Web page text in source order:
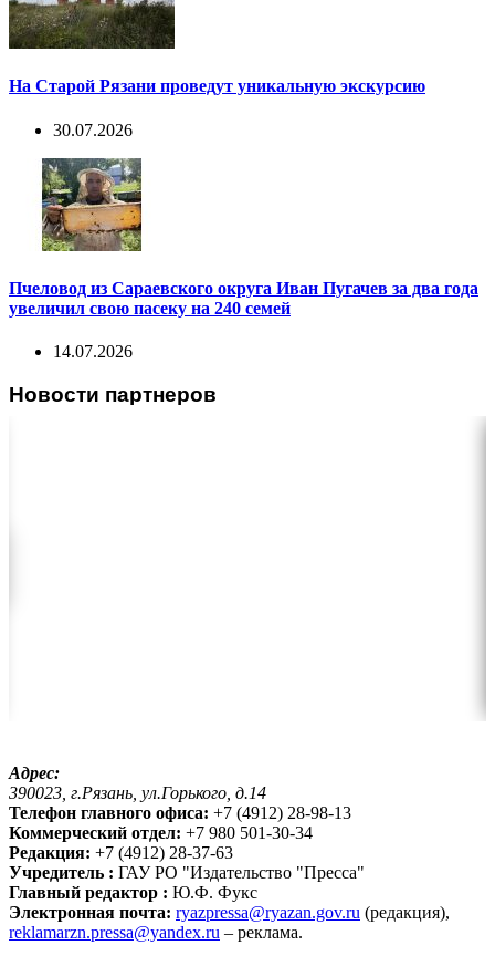
На Старой Рязани проведут уникальную экскурсию
30.07.2026
Пчеловод из Сараевского округа Иван Пугачев за два года
увеличил свою пасеку на 240 семей
14.07.2026
Новости партнеров
Адрес:
390023, г.Рязань, ул.Горького, д.14
Телефон главного офиса: +7 (4912) 28-98-13
Коммерческий отдел: +7 980 501-30-34
Редакция: +7 (4912) 28-37-63
Учредитель : ГАУ РО "Издательство "Пресса"
Главный редактор : Ю.Ф. Фукс
Электронная почта: ryazpressa@ryazan.gov.ru (редакция),
reklamarzn.pressa@yandex.ru – реклама.